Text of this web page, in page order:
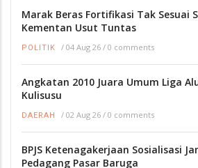
Marak Beras Fortifikasi Tak Sesuai
Kementan Usut Tuntas
POLITIK / 04 Aug 26 / 0 comments
Angkatan 2010 Juara Umum Liga
Kulisusu
DAERAH / 02 Aug 26 / 0 comments
BPJS Ketenagakerjaan Sosialisasi
Pedagang Pasar Baruga